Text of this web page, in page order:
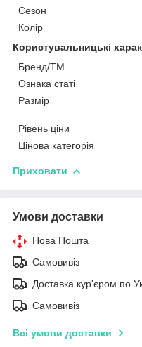
Сезон
Колір
Користувальницькі
Бренд/ТМ
Ознака статі
Размір
Рівень ціни
Цінова категорія
Приховати
Умови доставки
Нова Пошта
Самовивіз
Доставка кур'єром по
Самовивіз
Всі умови доставки